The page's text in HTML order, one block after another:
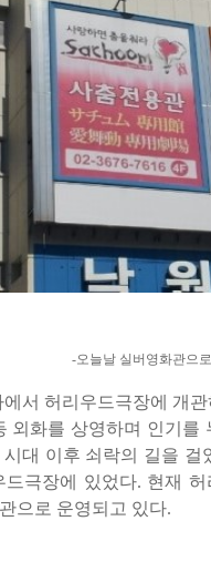
-오늘날 실버영화관으
에서 허리우드극장에 개
외화를 상영하며 인기를
대 이후 쇠락의 길을 걸
드극장에 있었다. 현재 허
으로 운영되고 있다.